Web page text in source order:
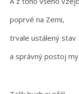
poprvé na Zemi,
trvale ustálený stav
a správný postoj